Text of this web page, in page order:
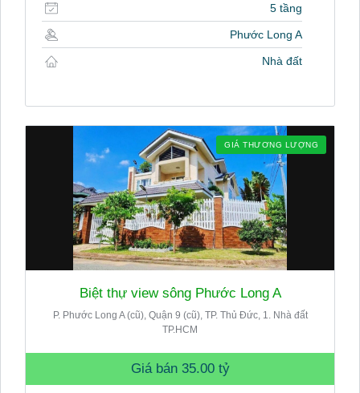
5 tầng
Phước Long A
Nhà đất
GIÁ THƯƠNG LƯỢNG
Biệt thự view sông Phước Long A
P. Phước Long A (cũ), Quận 9 (cũ), TP. Thủ Đức, 1. Nhà đất
TP.HCM
Giá bán 35.00 tỷ